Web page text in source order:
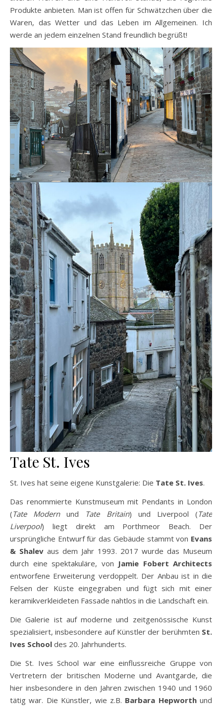
Produkte anbieten. Man ist offen für Schwätzchen über die
Waren, das Wetter und das Leben im Allgemeinen. Ich
werde an jedem einzelnen Stand freundlich begrüßt!
Tate St. Ives
St. Ives hat seine eigene Kunstgalerie: Die Tate St. Ives.
Das renommierte Kunstmuseum mit Pendants in London
(Tate Modernund Tate Britain) und Liverpool (Tate
Liverpool) liegt direkt am Porthmeor Beach. Der
ursprüngliche Entwurf für das Gebäude stammt von Evans
& Shalev aus dem Jahr 1993. 2017 wurde das Museum
durch eine spektakuläre, von Jamie Fobert Architects
entworfene Erweiterung verdoppelt. Der Anbau ist in die
Felsen der Küste eingegraben und fügt sich mit einer
keramikverkleideten Fassade nahtlos in die Landschaft ein.
Die Galerie ist auf moderne und zeitgenössische Kunst
spezialisiert, insbesondere auf Künstler der berühmten St.
Ives School des 20. Jahrhunderts.
Die St. Ives School war eine einflussreiche Gruppe von
Vertretern der britischen Moderne und Avantgarde, die
hier insbesondere in den Jahren zwischen 1940 und 1960
tätig war. Die Künstler, wie z.B. Barbara Hepworthund